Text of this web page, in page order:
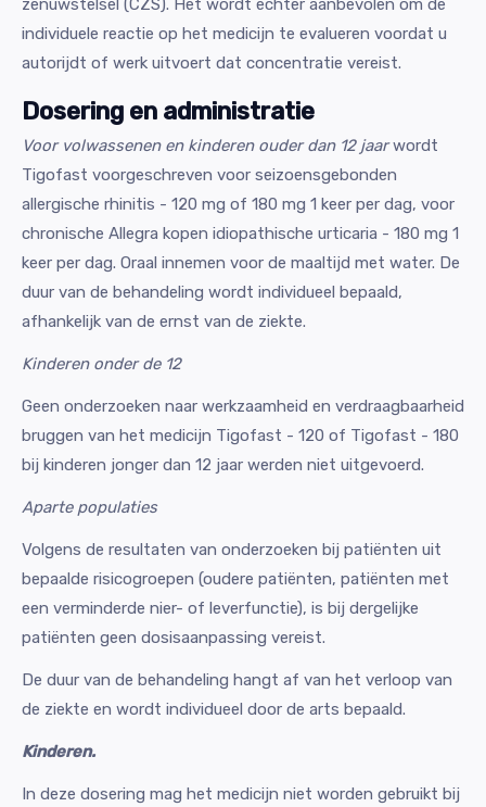
zenuwstelsel (CZS). Het wordt echter aanbevolen om de
individuele reactie op het medicijn te evalueren voordat u
autorijdt of werk uitvoert dat concentratie vereist.
Dosering en administratie
Voor volwassenen en kinderen ouder dan 12 jaarwordt
Tigofast voorgeschreven voor seizoensgebonden
allergische rhinitis - 120 mg of 180 mg 1 keer per dag, voor
chronische Allegra kopen idiopathische urticaria - 180 mg 1
keer per dag. Oraal innemen voor de maaltijd met water. De
duur van de behandeling wordt individueel bepaald,
afhankelijk van de ernst van de ziekte.
Kinderen onder de 12
Geen onderzoeken naar werkzaamheid en verdraagbaarheid
bruggen van het medicijn Tigofast - 120 of Tigofast - 180
bij kinderen jonger dan 12 jaar werden niet uitgevoerd.
Aparte populaties
Volgens de resultaten van onderzoeken bij patiënten uit
bepaalde risicogroepen (oudere patiënten, patiënten met
een verminderde nier- of leverfunctie), is bij dergelijke
patiënten geen dosisaanpassing vereist.
De duur van de behandeling hangt af van het verloop van
de ziekte en wordt individueel door de arts bepaald.
Kinderen.
In deze dosering mag het medicijn niet worden gebruikt bij